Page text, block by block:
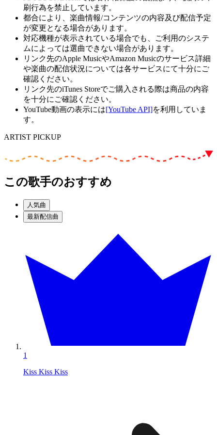
刷行為を禁止しています。
都合により、楽曲情報/コンテンツの内容及び配信予定
が変更となる場合があります。
対応機種が表示されている場合でも、ご利用のシステ
ムによっては選曲できない場合があります。
リンク先のApple MusicやAmazon Musicのサービス詳細
や楽曲の配信状況については各サービスにて十分にご
確認ください。
リンク先のiTunes Storeでご購入される際は商品の内容
を十分にご確認ください。
YouTube動画の表示には[YouTube API]を利用していま
す。
ARTIST PICKUP
この歌手のおすすめ
人気曲
最新配信曲
1
Kiss Kiss Kiss